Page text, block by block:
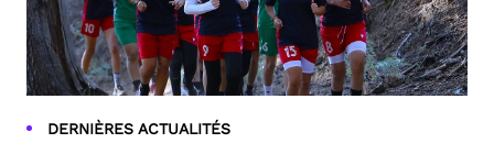
DERNIÈRES ACTUALITÉS